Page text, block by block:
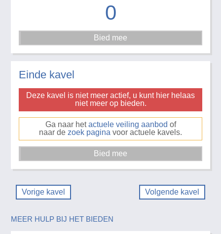
0
Einde kavel
Deze kavel is niet meer actief, u kunt hier helaas
niet meer op bieden.
Ga naar hetactuele veiling aanbod of
naar de zoek pagina voor actuele kavels.
Vorige kavel Volgende kavel
MEER HULP BIJ HET BIEDEN